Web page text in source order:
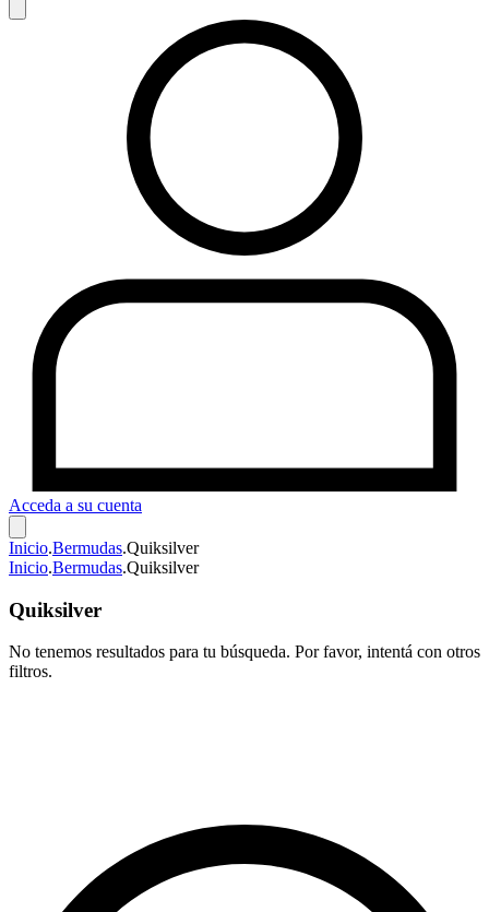
Acceda a su cuenta
Inicio.Bermudas.Quiksilver
Inicio.Bermudas.Quiksilver
Quiksilver
No tenemos resultados para tu búsqueda. Por favor, intentá con otros
filtros.